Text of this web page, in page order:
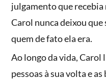
julgamento que recebia
Carol nunca deixou
quem de fato ela era.
Ao longo da vida, Carol
pessoas à sua volta e